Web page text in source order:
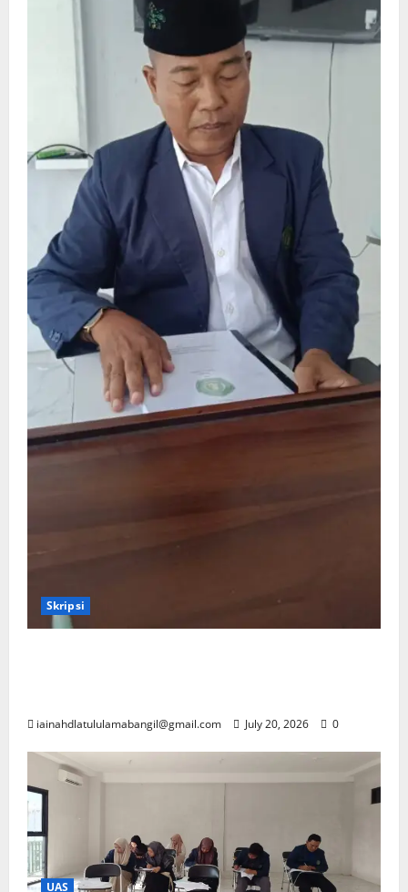
Skripsi
iainahdlatululamabangil@gmail.com July 20, 2026 0
UAS